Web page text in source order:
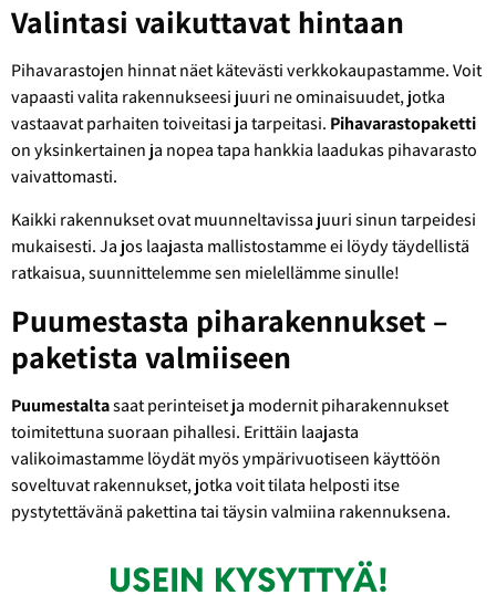
Valintasi vaikuttavat hintaan
Pihavarastojen hinnat näet kätevästi verkkokaupastamme. Voit
vapaasti valita rakennukseesi juuri ne ominaisuudet, jotka
vastaavat parhaiten toiveitasi ja tarpeitasi. Pihavarastopaketti
on yksinkertainen ja nopea tapa hankkia laadukas pihavarasto
vaivattomasti.
Kaikki rakennukset ovat muunneltavissa juuri sinun tarpeidesi
mukaisesti. Ja jos laajasta mallistostamme ei löydy täydellistä
ratkaisua, suunnittelemme sen mielellämme sinulle!
Puumestasta piharakennukset –
paketista valmiiseen
Puumestaltasaat perinteiset ja modernit piharakennukset
toimitettuna suoraan pihallesi. Erittäin laajasta
valikoimastamme löydät myös ympärivuotiseen käyttöön
soveltuvat rakennukset, jotka voit tilata helposti itse
pystytettävänä pakettina tai täysin valmiina rakennuksena.
USEIN KYSYTTYÄ!